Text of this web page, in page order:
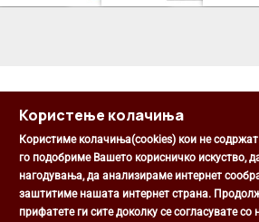
Општина
Михаил Цоков бр. 1,
Користење колачиња
Користиме колачиња(cookies) кои не
го подобриме Вашето корисничко искуство,
нагодувања, да анализираме интернет
заштитиме нашата интернет страна.
прифатете ги сите доколку се согласувате